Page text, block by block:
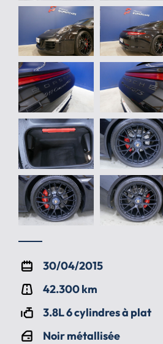
30/04/2015
42.300 km
3.8L 6 cylindres à plat
Noir métallisée